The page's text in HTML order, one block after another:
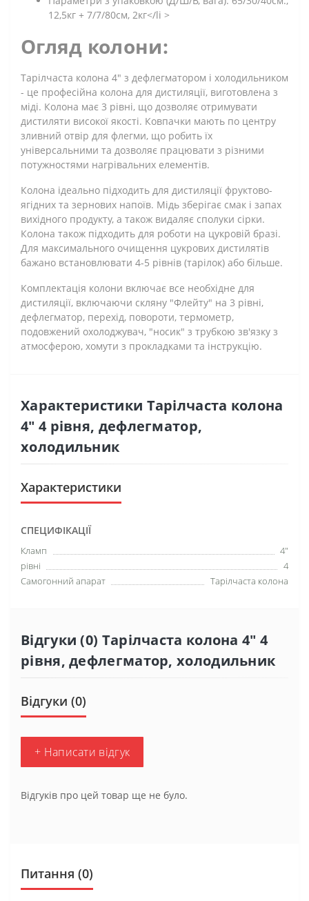
12,5кг + 7/7/80см, 2кг</li >
Огляд колони:
Тарілчаста колона 4" з дефлегматором і холодильником
- це професійна колона для дистиляції, виготовлена з
міді. Колона має 3 рівні, що дозволяє отримувати
дистиляти високої якості. Ковпачки мають по центру
зливний отвір для флегми, що робить їх
універсальними та дозволяє працювати з різними
потужностями нагрівальних елементів.
Колона ідеально підходить для дистиляції фруктово-
ягідних та зернових напоїв. Мідь зберігає смак і запах
вихідного продукту, а також видаляє сполуки сірки.
Колона також підходить для роботи на цукровій бразі.
Для максимального очищення цукрових дистилятів
бажано встановлювати 4-5 рівнів (тарілок) або більше.
Комплектація колони включає все необхідне для
дистиляції, включаючи скляну "Флейту" на 3 рівні,
дефлегматор, перехід, повороти, термометр,
подовжений охолоджувач, "носик" з трубкою зв'язку з
атмосферою, хомути з прокладками та інструкцію.
Характеристики Тарілчаста колона
4" 4 рівня, дефлегматор,
холодильник
Характеристики
СПЕЦИФІКАЦІЇ
Кламп
4"
рівні
4
Самогонний апарат
Тарілчаста колона
Відгуки (0) Тарілчаста колона 4" 4
рівня, дефлегматор, холодильник
Відгуки (0)
+ Написати відгук
Відгуків про цей товар ще не було.
Питання (0)